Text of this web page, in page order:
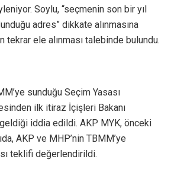
Soylu, “seçmenin son bir yıl
adres” dikkate alınmasına
tekrar ele alınması talebinde bulundu.
sunduğu Seçim Yasası
ilk itiraz İçişleri Bakanı
iddia edildi. AKP MYK, önceki
AKP ve MHP’nin TBMM’ye
teklifi değerlendirildi.